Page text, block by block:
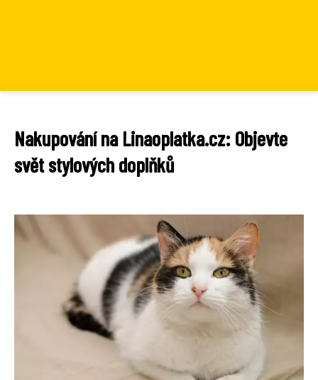
Nakupování na Linaoplatka.cz: Objevte
svět stylových doplňků